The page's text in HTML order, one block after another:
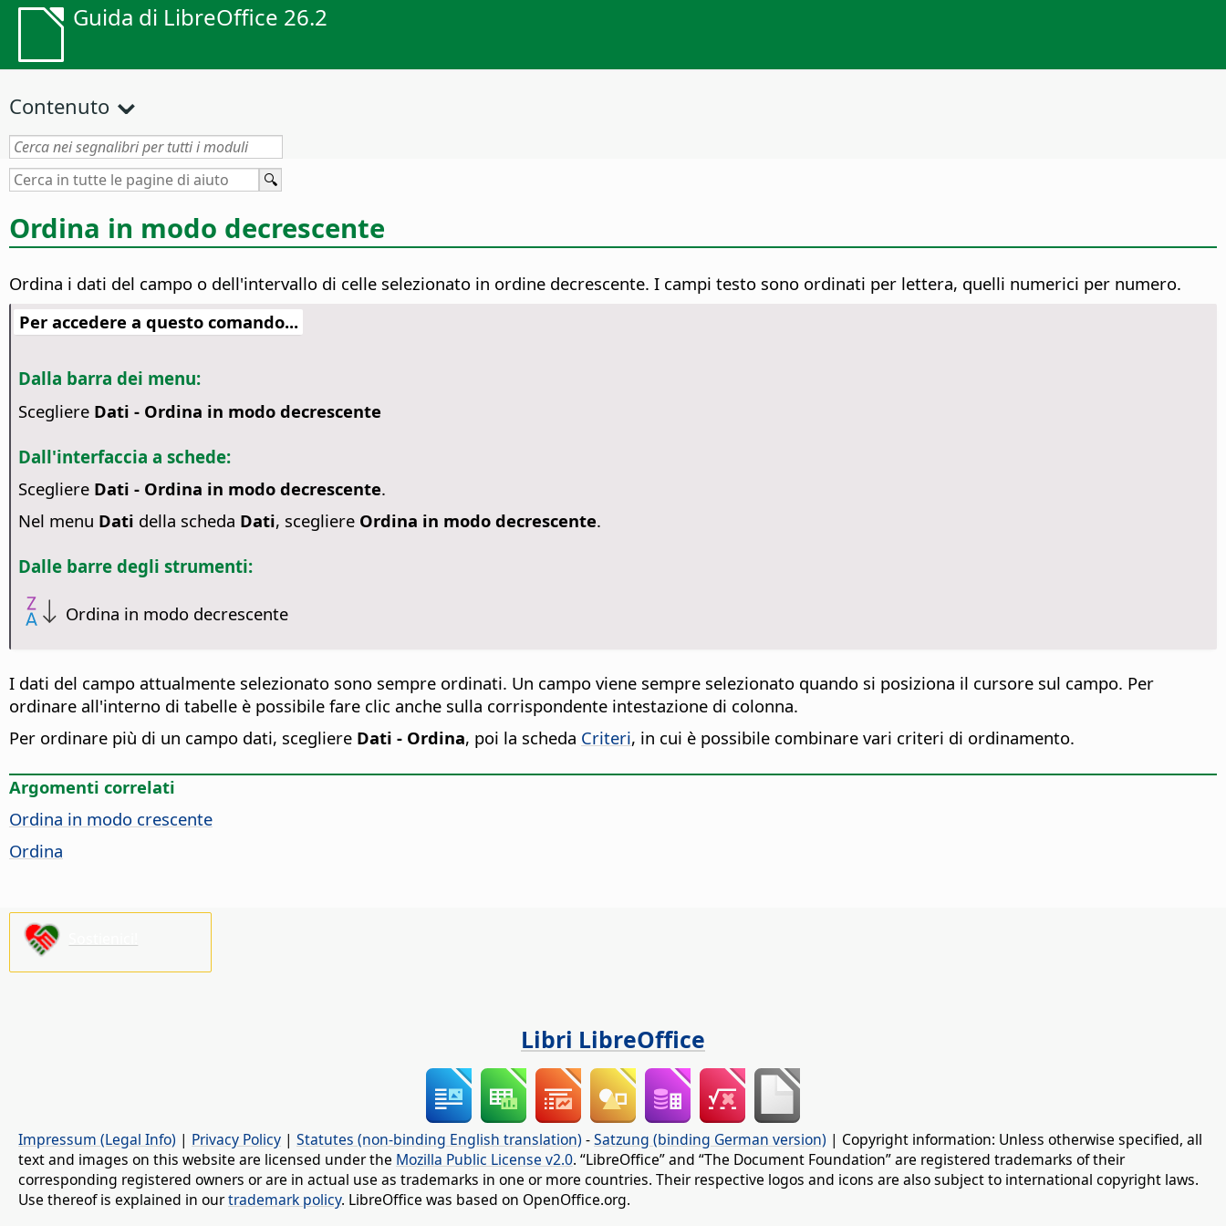
Guida di LibreOffice 26.2
Contenuto
Ordina in modo decrescente
Ordina i dati del campo o dell'intervallo di celle selezionato in ordine decrescente. I campi testo sono ordinati per lettera, quelli numerici per numero.
Per accedere a questo comando...
Dalla barra dei menu:
Scegliere Dati - Ordina in modo decrescente
Dall'interfaccia a schede:
Scegliere Dati - Ordina in modo decrescente.
Nel menu Dati della scheda Dati, scegliere Ordina in modo decrescente.
Dalle barre degli strumenti:
Ordina in modo decrescente
I dati del campo attualmente selezionato sono sempre ordinati. Un campo viene sempre selezionato quando si posiziona il cursore sul campo. Per
ordinare all'interno di tabelle è possibile fare clic anche sulla corrispondente intestazione di colonna.
Per ordinare più di un campo dati, scegliere Dati - Ordina, poi la scheda Criteri, in cui è possibile combinare vari criteri di ordinamento.
Argomenti correlati
Ordina in modo crescente
Ordina
Libri LibreOffice
Impressum (Legal Info) | Privacy Policy | Statutes (non-binding English translation) -Satzung (binding German version) | Copyright information: Unless otherwise specified, all
text and images on this website are licensed under the Mozilla Public License v2.0. “LibreOffice” and “The Document Foundation” are registered trademarks of their
corresponding registered owners or are in actual use as trademarks in one or more countries. Their respective logos and icons are also subject to international copyright laws.
Use thereof is explained in ourtrademark policy. LibreOffice was based on OpenOffice.org.